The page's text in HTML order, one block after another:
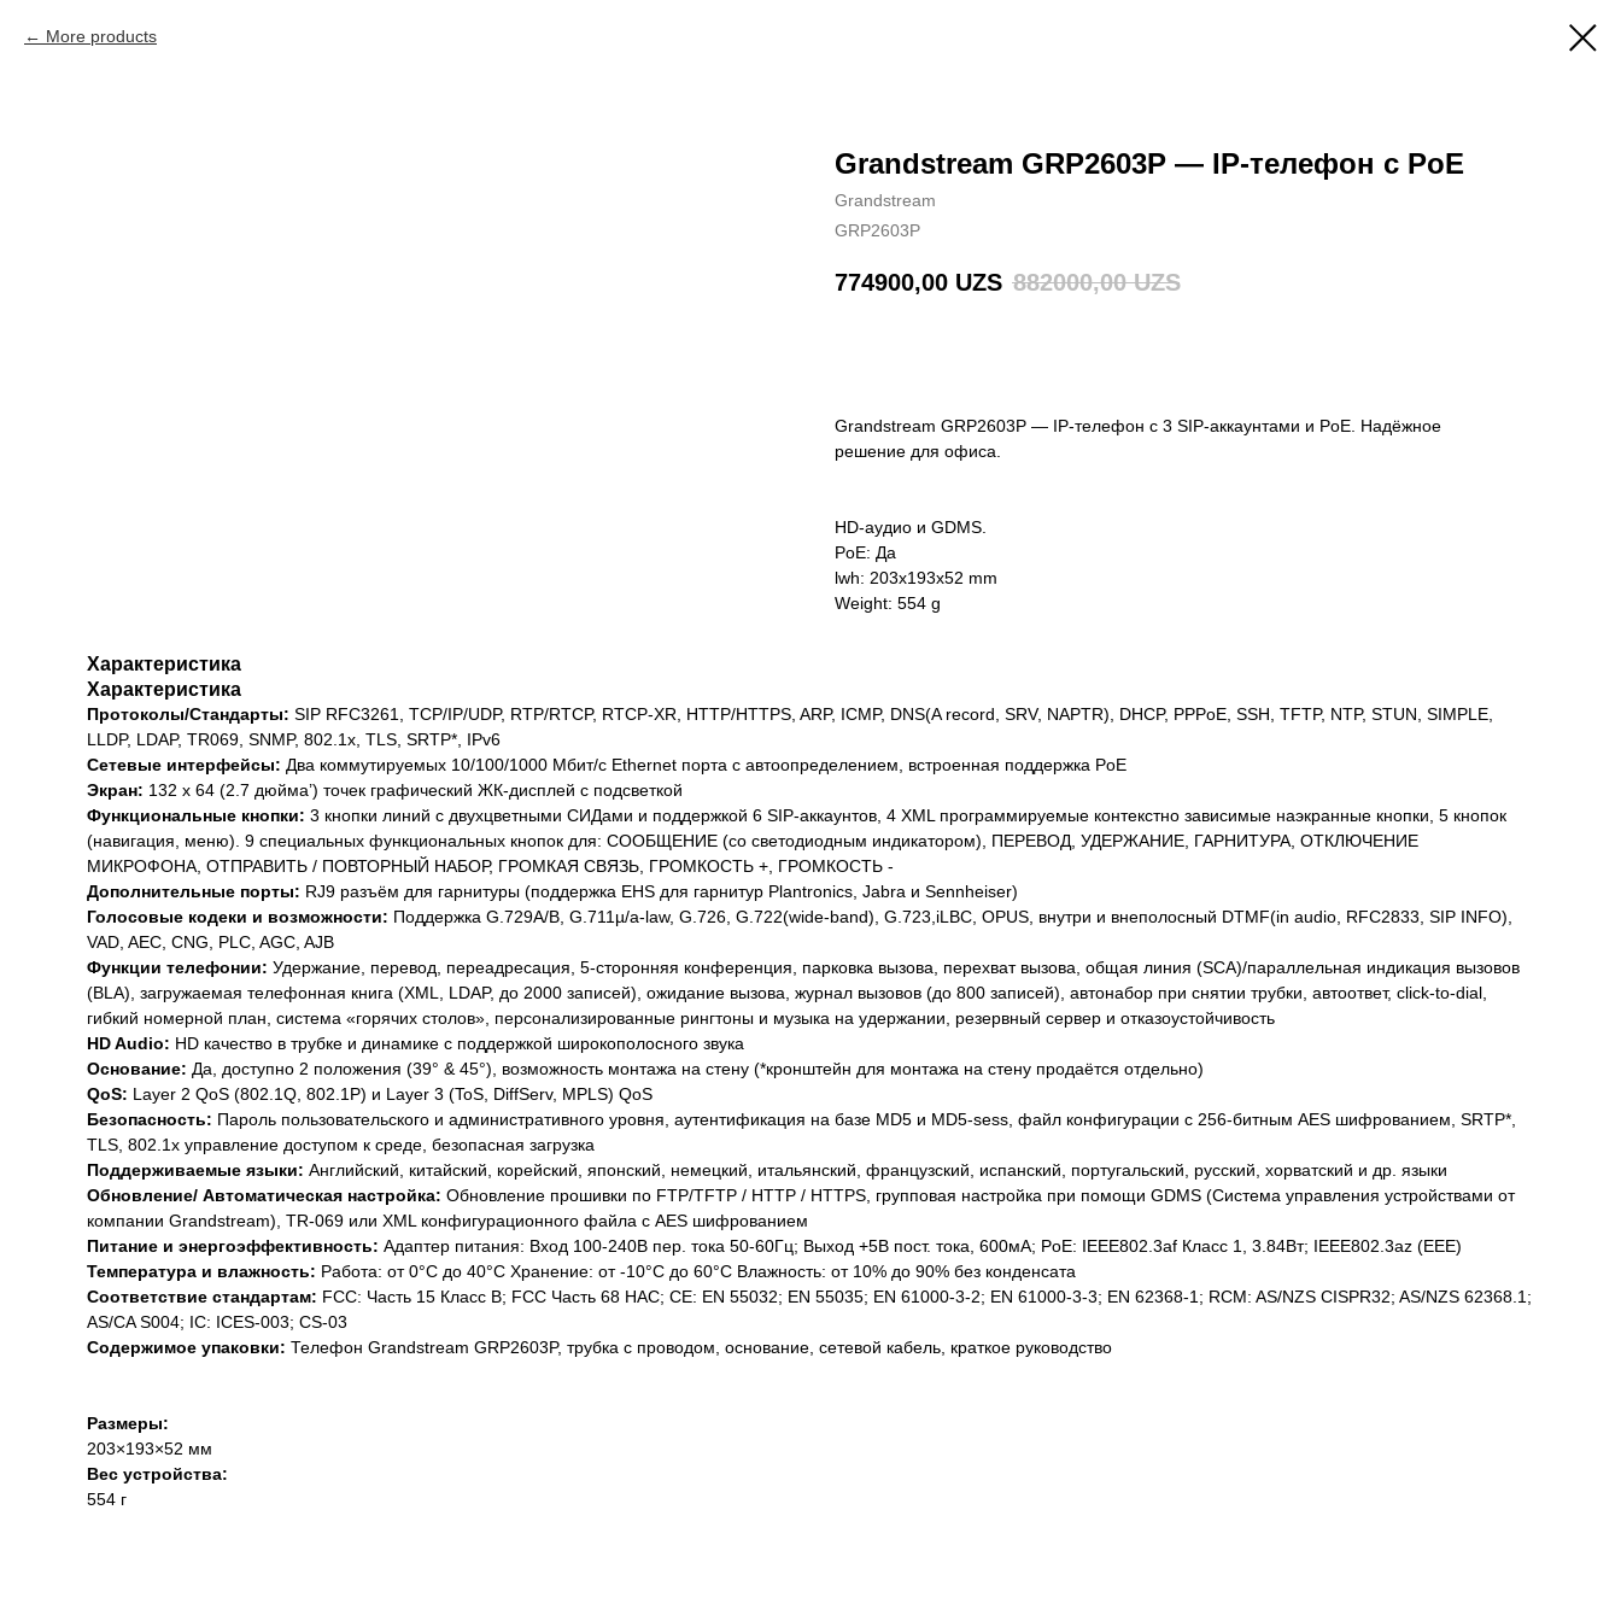
More products
Grandstream GRP2603P — IP-телефон с PoE
Grandstream
GRP2603P
774900,00 UZS 882000,00 UZS
Grandstream GRP2603P — IP-телефон с 3 SIP-аккаунтами и PoE. Надёжное
решение для офиса.
HD-аудио и GDMS.
PoE: Да
lwh: 203x193x52 mm
Weight: 554 g
Характеристика
Характеристика
Протоколы/Стандарты: SIP RFC3261, TCP/IP/UDP, RTP/RTCP, RTCP-XR, HTTP/HTTPS, ARP, ICMP, DNS(A record, SRV, NAPTR), DHCP, PPPoE, SSH, TFTP, NTP, STUN, SIMPLE,
LLDP, LDAP, TR069, SNMP, 802.1x, TLS, SRTP*, IPv6
Сетевые интерфейсы: Два коммутируемых 10/100/1000 Мбит/с Ethernet порта с автоопределением, встроенная поддержка PoE
Экран: 132 x 64 (2.7 дюйма’) точек графический ЖК-дисплей с подсветкой
Функциональные кнопки: 3 кнопки линий с двухцветными СИДами и поддержкой 6 SIP-аккаунтов, 4 XML программируемые контекстно зависимые наэкранные кнопки, 5 кнопок
(навигация, меню). 9 специальных функциональных кнопок для: СООБЩЕНИЕ (со светодиодным индикатором), ПЕРЕВОД, УДЕРЖАНИЕ, ГАРНИТУРА, ОТКЛЮЧЕНИЕ
МИКРОФОНА, ОТПРАВИТЬ / ПОВТОРНЫЙ НАБОР, ГРОМКАЯ СВЯЗЬ, ГРОМКОСТЬ +, ГРОМКОСТЬ -
Дополнительные порты: RJ9 разъём для гарнитуры (поддержка EHS для гарнитур Plantronics, Jabra и Sennheiser)
Голосовые кодеки и возможности: Поддержка G.729A/B, G.711µ/a-law, G.726, G.722(wide-band), G.723,iLBC, OPUS, внутри и внеполосный DTMF(in audio, RFC2833, SIP INFO),
VAD, AEC, CNG, PLC, AGC, AJB
Функции телефонии: Удержание, перевод, переадресация, 5-сторонняя конференция, парковка вызова, перехват вызова, общая линия (SCA)/параллельная индикация вызовов
(BLA), загружаемая телефонная книга (XML, LDAP, до 2000 записей), ожидание вызова, журнал вызовов (до 800 записей), автонабор при снятии трубки, автоответ, click-to-dial,
гибкий номерной план, система «горячих столов», персонализированные рингтоны и музыка на удержании, резервный сервер и отказоустойчивость
HD Audio: HD качество в трубке и динамике с поддержкой широкополосного звука
Основание: Да, доступно 2 положения (39° & 45°), возможность монтажа на стену (*кронштейн для монтажа на стену продаётся отдельно)
QoS: Layer 2 QoS (802.1Q, 802.1P) и Layer 3 (ToS, DiffServ, MPLS) QoS
Безопасность: Пароль пользовательского и административного уровня, аутентификация на базе MD5 и MD5-sess, файл конфигурации с 256-битным AES шифрованием, SRTP*,
TLS, 802.1x управление доступом к среде, безопасная загрузка
Поддерживаемые языки: Английский, китайский, корейский, японский, немецкий, итальянский, французский, испанский, португальский, русский, хорватский и др. языки
Обновление/ Автоматическая настройка: Обновление прошивки по FTP/TFTP / HTTP / HTTPS, групповая настройка при помощи GDMS (Система управления устройствами от
компании Grandstream), TR-069 или XML конфигурационного файла с AES шифрованием
Питание и энергоэффективность: Адаптер питания: Вход 100-240В пер. тока 50-60Гц; Выход +5В пост. тока, 600мА; PoE: IEEE802.3af Класс 1, 3.84Вт; IEEE802.3az (EEE)
Температура и влажность: Работа: от 0°C до 40°C Хранение: от -10°C до 60°C Влажность: от 10% до 90% без конденсата
Соответствие стандартам: FCC: Часть 15 Класс B; FCC Часть 68 HAC; CE: EN 55032; EN 55035; EN 61000-3-2; EN 61000-3-3; EN 62368-1; RCM: AS/NZS CISPR32; AS/NZS 62368.1;
AS/CA S004; IC: ICES-003; CS-03
Содержимое упаковки: Телефон Grandstream GRP2603P, трубка с проводом, основание, сетевой кабель, краткое руководство
Размеры:
203×193×52 мм
Вес устройства:
554 г